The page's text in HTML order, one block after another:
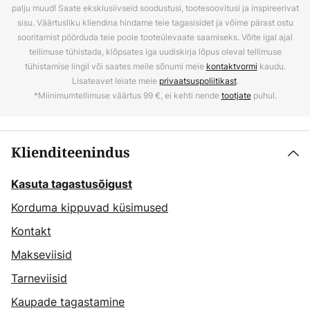
palju muud! Saate eksklusiivseid soodustusi, tootesoovitusi ja inspireerivat
sisu. Väärtusliku kliendina hindame teie tagasisidet ja võime pärast ostu
sooritamist pöörduda teie poole tooteülevaate saamiseks. Võite igal ajal
tellimuse tühistada, klõpsates iga uudiskirja lõpus oleval tellimuse
tühistamise lingil või saates meile sõnumi meie kontaktvormi kaudu.
Lisateavet leiate meie privaatsuspoliitikast.
*Miinimumtellimuse väärtus 99 €, ei kehti nendetootjatepuhul.
Klienditeenindus
Kasuta tagastusõigust
Korduma kippuvad küsimused
Kontakt
Makseviisid
Tarneviisid
Kaupade tagastamine